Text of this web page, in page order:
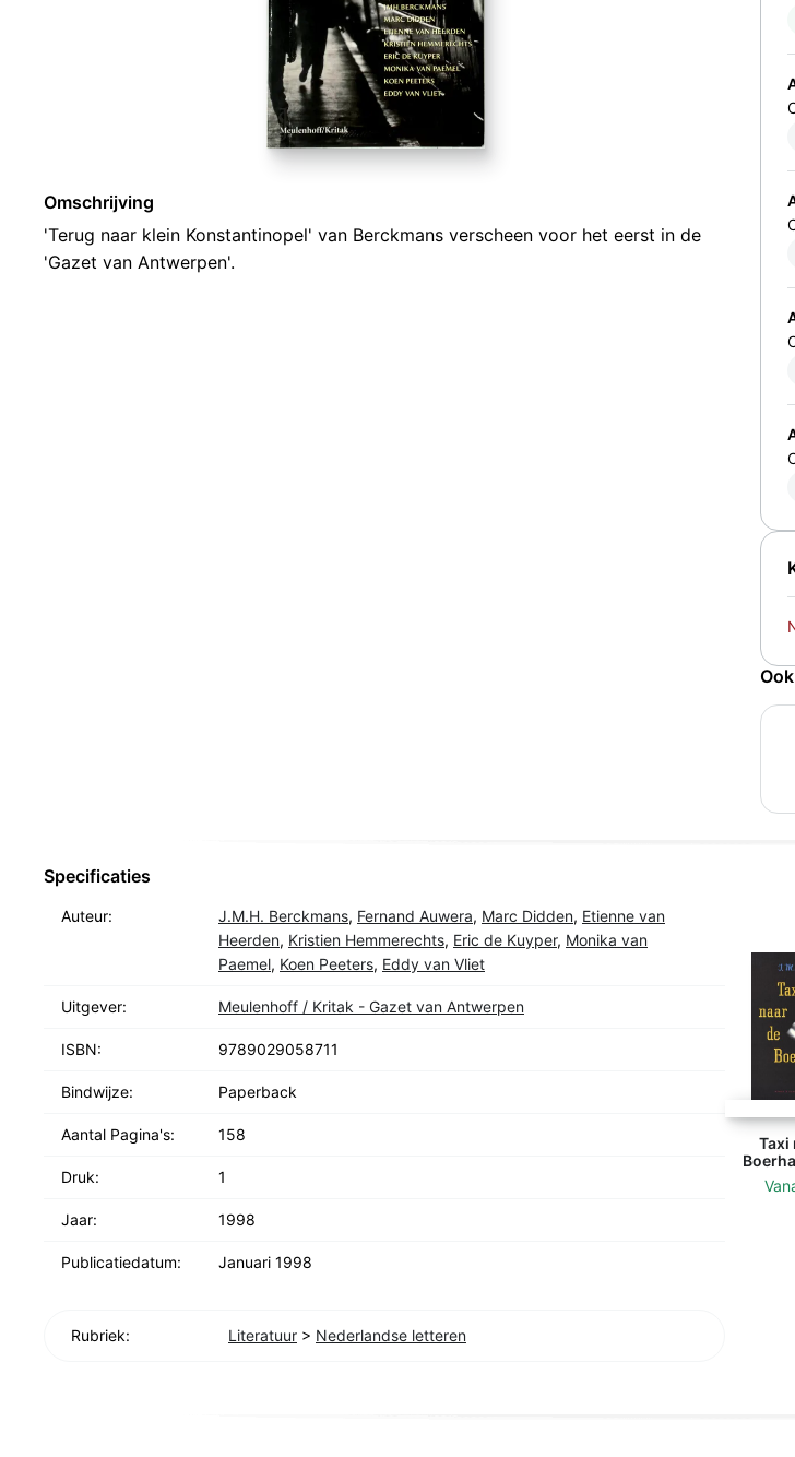
Omschrijving
'Terug naar klein Konstantinopel' van Berckmans verscheen voor het eerst in de
'Gazet van Antwerpen'.
Taxi
Specificaties
Auteur: J.M.H. Berckmans, Fernand Auwera, Marc Didden, Etienne van
Heerden, Kristien Hemmerechts, Eric de Kuyper, Monika van
Paemel, Koen Peeters, Eddy van Vliet
Uitgever: Meulenhoff / Kritak - Gazet van Antwerpen
ISBN: 9789029058711
Bindwijze: Paperback
Aantal Pagina's: 158
Druk: 1
Jaar: 1998
Publicatiedatum: Januari 1998
Rubriek: Literatuur > Nederlandse letteren